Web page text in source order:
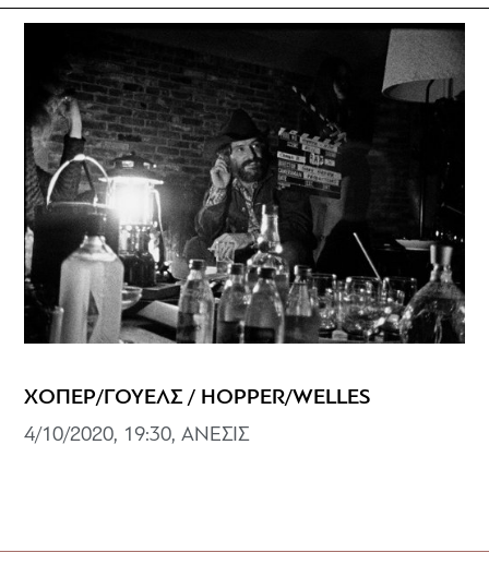
ΧΟΠΕΡ/ΓΟΥΕΛΣ / HOPPER/WELLES
4/10/2020, 19:30, ΑΝΕΣΙΣ